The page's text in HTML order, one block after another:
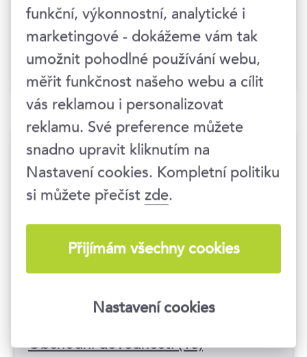
Naše témata
Osobnostní rozvoj (96)
HR / Interní komunikace / Mzdy (37)
Vzdělávání a rozvoj (17)
Obchodní dovednosti (16)
funkční, výkonnostní, analytické i
marketingové - dokážeme vám tak
umožnit pohodlné používání webu,
měřit funkčnost našeho webu a cílit
vás reklamou i personalizovat
reklamu. Své preference můžete
snadno upravit kliknutím na
Nastavení cookies. Kompletní politiku
si můžete přečístzde.
Přijímám všechny cookies
Nastavení cookies